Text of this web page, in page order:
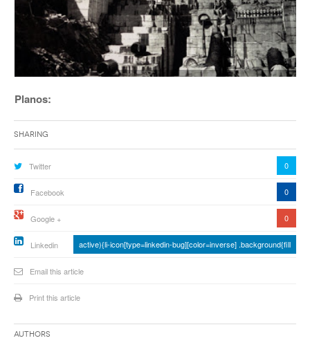
Planos:
Sharing
Twitter 0
Facebook 0
Google + 0
Linkedin active){li-icon[type=linkedin-bug][color=inverse] .background{fill
Email this article
Print this article
Authors